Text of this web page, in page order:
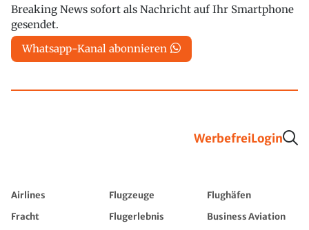
Breaking News sofort als Nachricht auf Ihr Smartphone
gesendet.
Whatsapp-Kanal abonnieren
WerbefreiLogin
Airlines Flugzeuge
Flughäfen
Fracht
Flugerlebnis
Business Aviation